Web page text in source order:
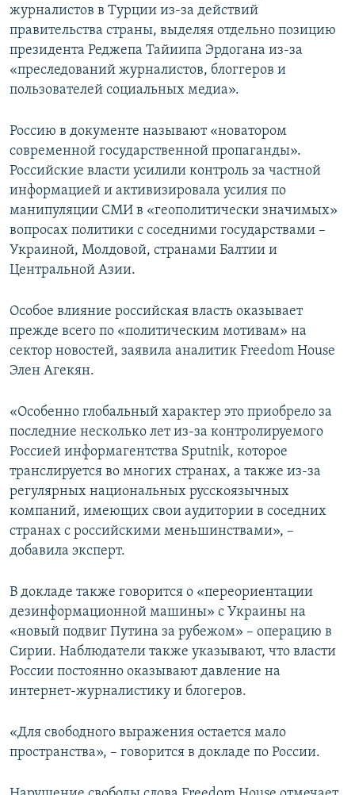
журналистов в Турции из-за действий
правительства страны, выделяя отдельно позицию
президента Реджепа Тайиипа Эрдогана из-за
«преследований журналистов, блоггеров и
пользователей социальных медиа».
Россию в документе называют «новатором
современной государственной пропаганды».
Российские власти усилили контроль за частной
информацией и активизировала усилия по
манипуляции СМИ в «геополитически значимых»
вопросах политики с соседними государствами –
Украиной, Молдовой, странами Балтии и
Центральной Азии.
Особое влияние российская власть оказывает
прежде всего по «политическим мотивам» на
сектор новостей, заявила аналитик Freedom House
Элен Агекян.
«Особенно глобальный характер это приобрело за
последние несколько лет из-за контролируемого
Россией информагентства Sputnik, которое
транслируется во многих странах, а также из-за
регулярных национальных русскоязычных
компаний, имеющих свои аудитории в соседних
странах с российскими меньшинствами», –
добавила эксперт.
В докладе также говорится о «переориентации
дезинформационной машины» с Украины на
«новый подвиг Путина за рубежом» – операцию в
Сирии. Наблюдатели также указывают, что власти
России постоянно оказывают давление на
интернет-журналистику и блогеров.
«Для свободного выражения остается мало
пространства», – говорится в докладе по России.